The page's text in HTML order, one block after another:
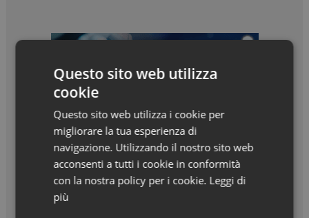
Questo sito web utilizza
cookie
Questo sito web utilizza i cookie per
migliorare la tua esperienza di
navigazione. Utilizzando il nostro sito web
acconsenti a tutti i cookie in conformità
con la nostra policy per i cookie. Leggi di
più